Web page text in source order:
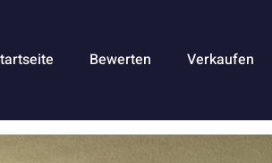
Bewerten Verkaufen